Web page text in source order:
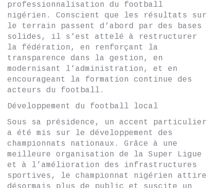
professionnalisation du football
nigérien. Conscient que les résultats sur
le terrain passent d’abord par des bases
solides, il s’est attelé à restructurer
la fédération, en renforçant la
transparence dans la gestion, en
modernisant l’administration, et en
encourageant la formation continue des
acteurs du football.
Développement du football local
Sous sa présidence, un accent particulier
a été mis sur le développement des
championnats nationaux. Grâce à une
meilleure organisation de la Super Ligue
et à l’amélioration des infrastructures
sportives, le championnat nigérien attire